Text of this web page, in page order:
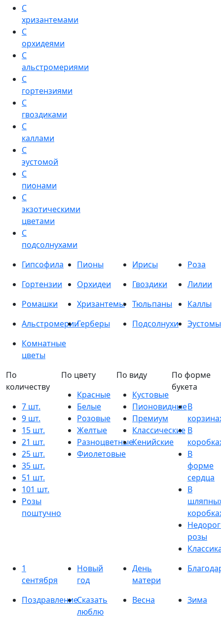
С
хризантемами
С
орхидеями
С
альстромериями
С
гортензиями
С
гвоздиками
С
каллами
С
эустомой
С
пионами
С
экзотическими
цветами
С
подсолнухами
Гипсофила
Пионы Ирисы
Роза
Гортензии
Орхидеи Гвоздики
Лилии
Ромашки
Хризантемы Тюльпаны
Каллы
АльстромерииГерберы Подсолнухи
Эустомы
Комнатные
цветы
По
количеству
7 шт.
9 шт.
15 шт.
21 шт.
25 шт.
35 шт.
51 шт.
101 шт.
Розы
поштучно
По цвету
Красные
Белые
Розовые
Желтые
Разноцветные
Фиолетовые
По виду
Кустовые
Пионовидные
Премиум
Классические
Кенийские
По форме
букета
В
В
В
форме
сердца
В
розы
1
сентября
Новый
год
День
матери
ПоздравлениеСказать
люблю
Весна Зима